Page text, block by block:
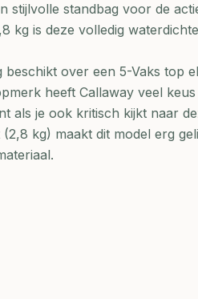
stijlvolle standbag voor de
kg is deze volledig
over een 5-Vaks top
heeft Callaway veel
als je ook kritisch kijkt naar
kg) maakt dit model erg